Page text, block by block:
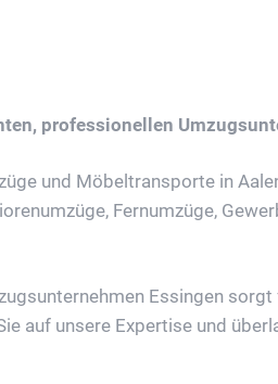
professionellen
und Möbeltransporte in
Fernumzüge,
Essingen
auf unsere Expertise und